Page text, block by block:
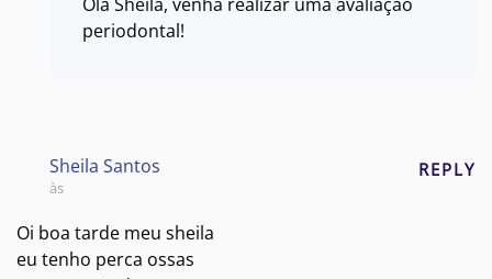
periodontal!
Sheila Santos
às
REPLY
Oi boa tarde meu sheila
eu tenho perca ossas